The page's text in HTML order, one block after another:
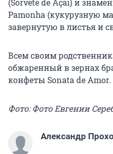
(Sorvete de Açaí) и
Pamonha (кукурузную
завернутую в листья и
Всем своим
обжаренный в зернах
конфеты Sonata de Amor.
Фото: Фото Евгении
Александр